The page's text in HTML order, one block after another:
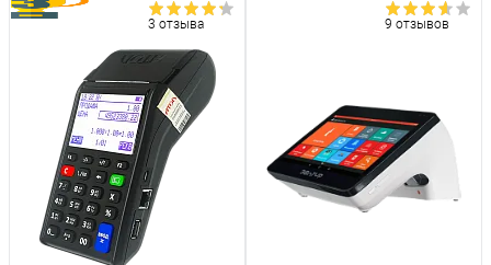
3 отзыва 9 отзывов